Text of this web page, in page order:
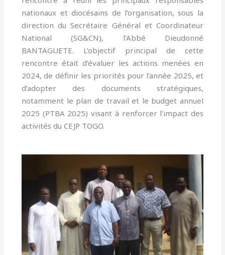
nationaux et diocésains de l’organisation, sous la
direction du Secrétaire Général et Coordinateur
National (SG&CN), l’Abbé Dieudonné
BANTAGUETE. L’objectif principal de cette
rencontre était d’évaluer les actions menées en
2024, de définir les priorités pour l’année 2025, et
d’adopter des documents stratégiques,
notamment le plan de travail et le budget annuel
2025 (PTBA 2025) visant à renforcer l’impact des
activités du CEJP TOGO.